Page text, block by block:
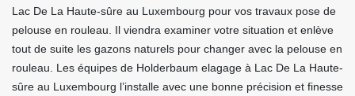
Lac De La Haute-sûre au Luxembourg pour vos travaux pose de
pelouse en rouleau. Il viendra examiner votre situation et enlève
tout de suite les gazons naturels pour changer avec la pelouse en
rouleau. Les équipes de Holderbaum elagage à Lac De La Haute-
sûre au Luxembourg l’installe avec une bonne précision et finesse